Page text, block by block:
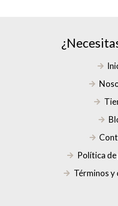
Política
Términos y